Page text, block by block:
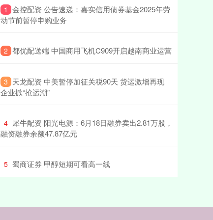
1 ​金控配资 公告速递：嘉实信用债券基金2025年劳
动节前暂停申购业务
2 ​都优配送端 中国商用飞机C909开启越南商业运营
3 ​天龙配资 中美暂停加征关税90天 货运激增再现
企业掀“抢运潮”
4 ​犀牛配资 阳光电源：6月18日融券卖出2.81万股，
融资融券余额47.87亿元
5 ​蜀商证券 甲醇短期可看高一线